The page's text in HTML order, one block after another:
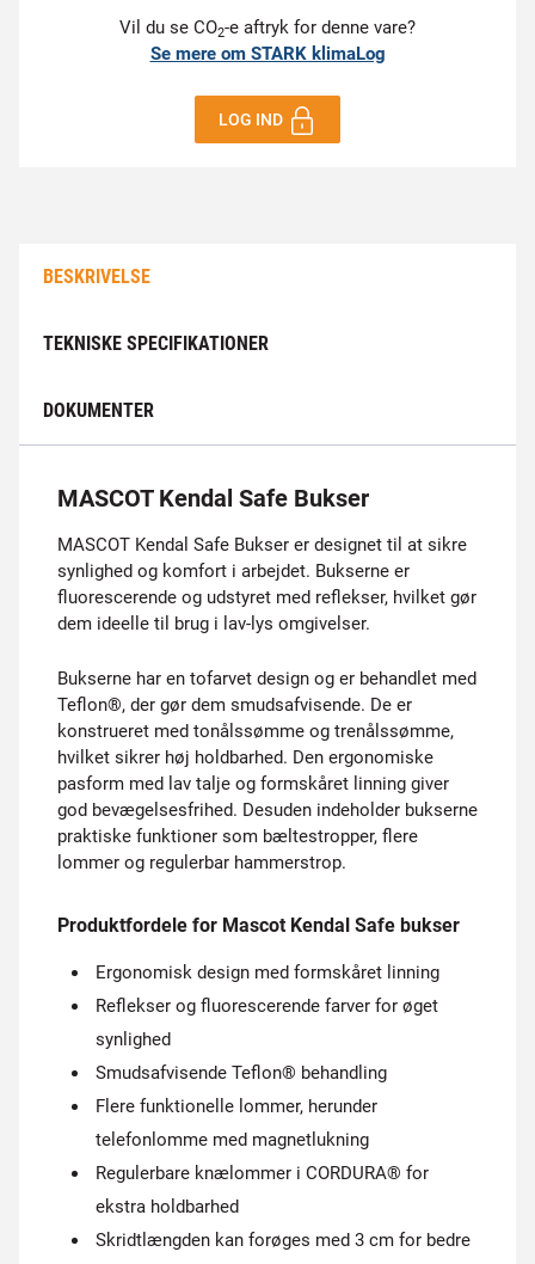
Vil du se CO2-e aftryk for denne vare?
Se mere om STARK klimaLog
LOG IND
BESKRIVELSE
TEKNISKE SPECIFIKATIONER
DOKUMENTER
MASCOT Kendal Safe Bukser
MASCOT Kendal Safe Bukser er designet til at sikre
synlighed og komfort i arbejdet. Bukserne er
fluorescerende og udstyret med reflekser, hvilket gør
dem ideelle til brug i lav-lys omgivelser.
Bukserne har en tofarvet design og er behandlet med
Teflon®, der gør dem smudsafvisende. De er
konstrueret med tonålssømme og trenålssømme,
hvilket sikrer høj holdbarhed. Den ergonomiske
pasform med lav talje og formskåret linning giver
god bevægelsesfrihed. Desuden indeholder bukserne
praktiske funktioner som bæltestropper, flere
lommer og regulerbar hammerstrop.
Produktfordele for Mascot Kendal Safe bukser
Ergonomisk design med formskåret linning
Reflekser og fluorescerende farver for øget
synlighed
Smudsafvisende Teflon® behandling
Flere funktionelle lommer, herunder
telefonlomme med magnetlukning
Regulerbare knælommer i CORDURA® for
ekstra holdbarhed
Skridtlængden kan forøges med 3 cm for bedre